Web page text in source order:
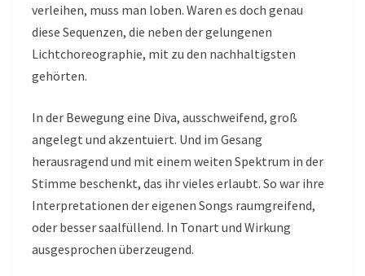
verleihen, muss man loben. Waren es doch genau
diese Sequenzen, die neben der gelungenen
Lichtchoreographie, mit zu den nachhaltigsten
gehörten.
In der Bewegung eine Diva, ausschweifend, groß
angelegt und akzentuiert. Und im Gesang
herausragend und mit einem weiten Spektrum in der
Stimme beschenkt, das ihr vieles erlaubt. So war ihre
Interpretationen der eigenen Songs raumgreifend,
oder besser saalfüllend. In Tonart und Wirkung
ausgesprochen überzeugend.